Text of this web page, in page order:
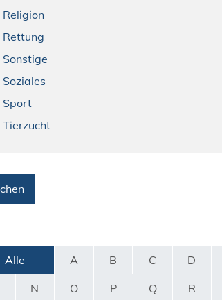
Religion
Rettung
Sonstige
Soziales
Sport
Tierzucht
Alle A B C D
N O P Q R